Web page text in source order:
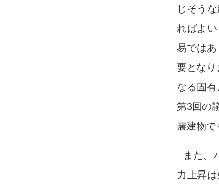
じそう
ればよ
易では
要となり
なる固
第3回の
震建物
また、
力上昇